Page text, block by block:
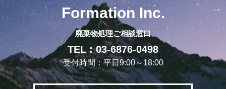
Formation Inc.
廃棄物処理ご相談窓口
TEL : 03-6876-0498
受付時間：平日9:00～18:00